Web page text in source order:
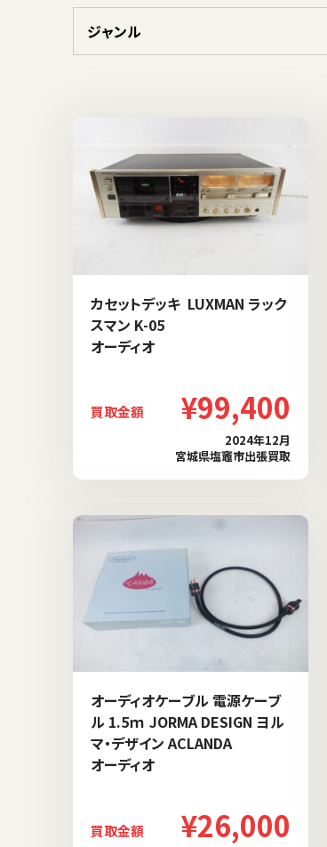
ジャンル
カセットデッキ LUXMAN ラック
スマン K-05
オーディオ
買取金額 ¥99,400
2024年12月
宮城県塩竈市出張買取
オーディオケーブル 電源ケーブ
ル 1.5ｍ JORMA DESIGN ヨル
マ・デザイン ACLANDA
オーディオ
買取金額 ¥26,000